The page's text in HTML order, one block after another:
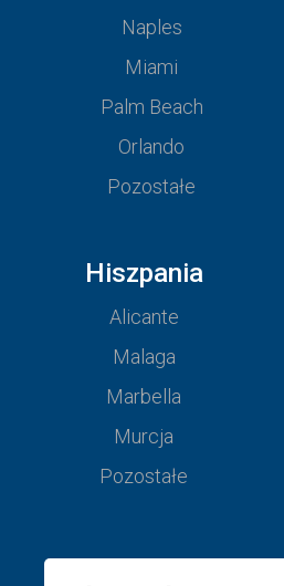
Naples
Miami
Palm Beach
Orlando
Pozostałe
Hiszpania
Alicante
Malaga
Marbella
Murcja
Pozostałe